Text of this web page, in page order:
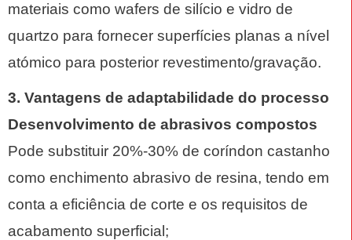
materiais como wafers de silício e vidro de
quartzo para fornecer superfícies planas a nível
atómico para posterior revestimento/gravação.
3. Vantagens de adaptabilidade do processo
Desenvolvimento de abrasivos compostos
Pode substituir 20%-30% de coríndon castanho
como enchimento abrasivo de resina, tendo em
conta a eficiência de corte e os requisitos de
acabamento superficial;